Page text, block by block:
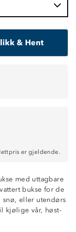
& Hent
er gjeldende.
med uttagbare
bukse for de
snø, eller utendørs
kjølige vår, høst-
t